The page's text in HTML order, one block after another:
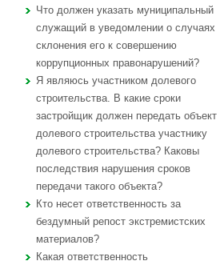
Что должен указать муниципальный
служащий в уведомлении о случаях
склонения его к совершению
коррупционных правонарушений?
Я являюсь участником долевого
строительства. В какие сроки
застройщик должен передать объект
долевого строительства участнику
долевого строительства? Каковы
последствия нарушения сроков
передачи такого объекта?
Кто несет ответственность за
бездумный репост экстремистских
материалов?
Какая ответственность